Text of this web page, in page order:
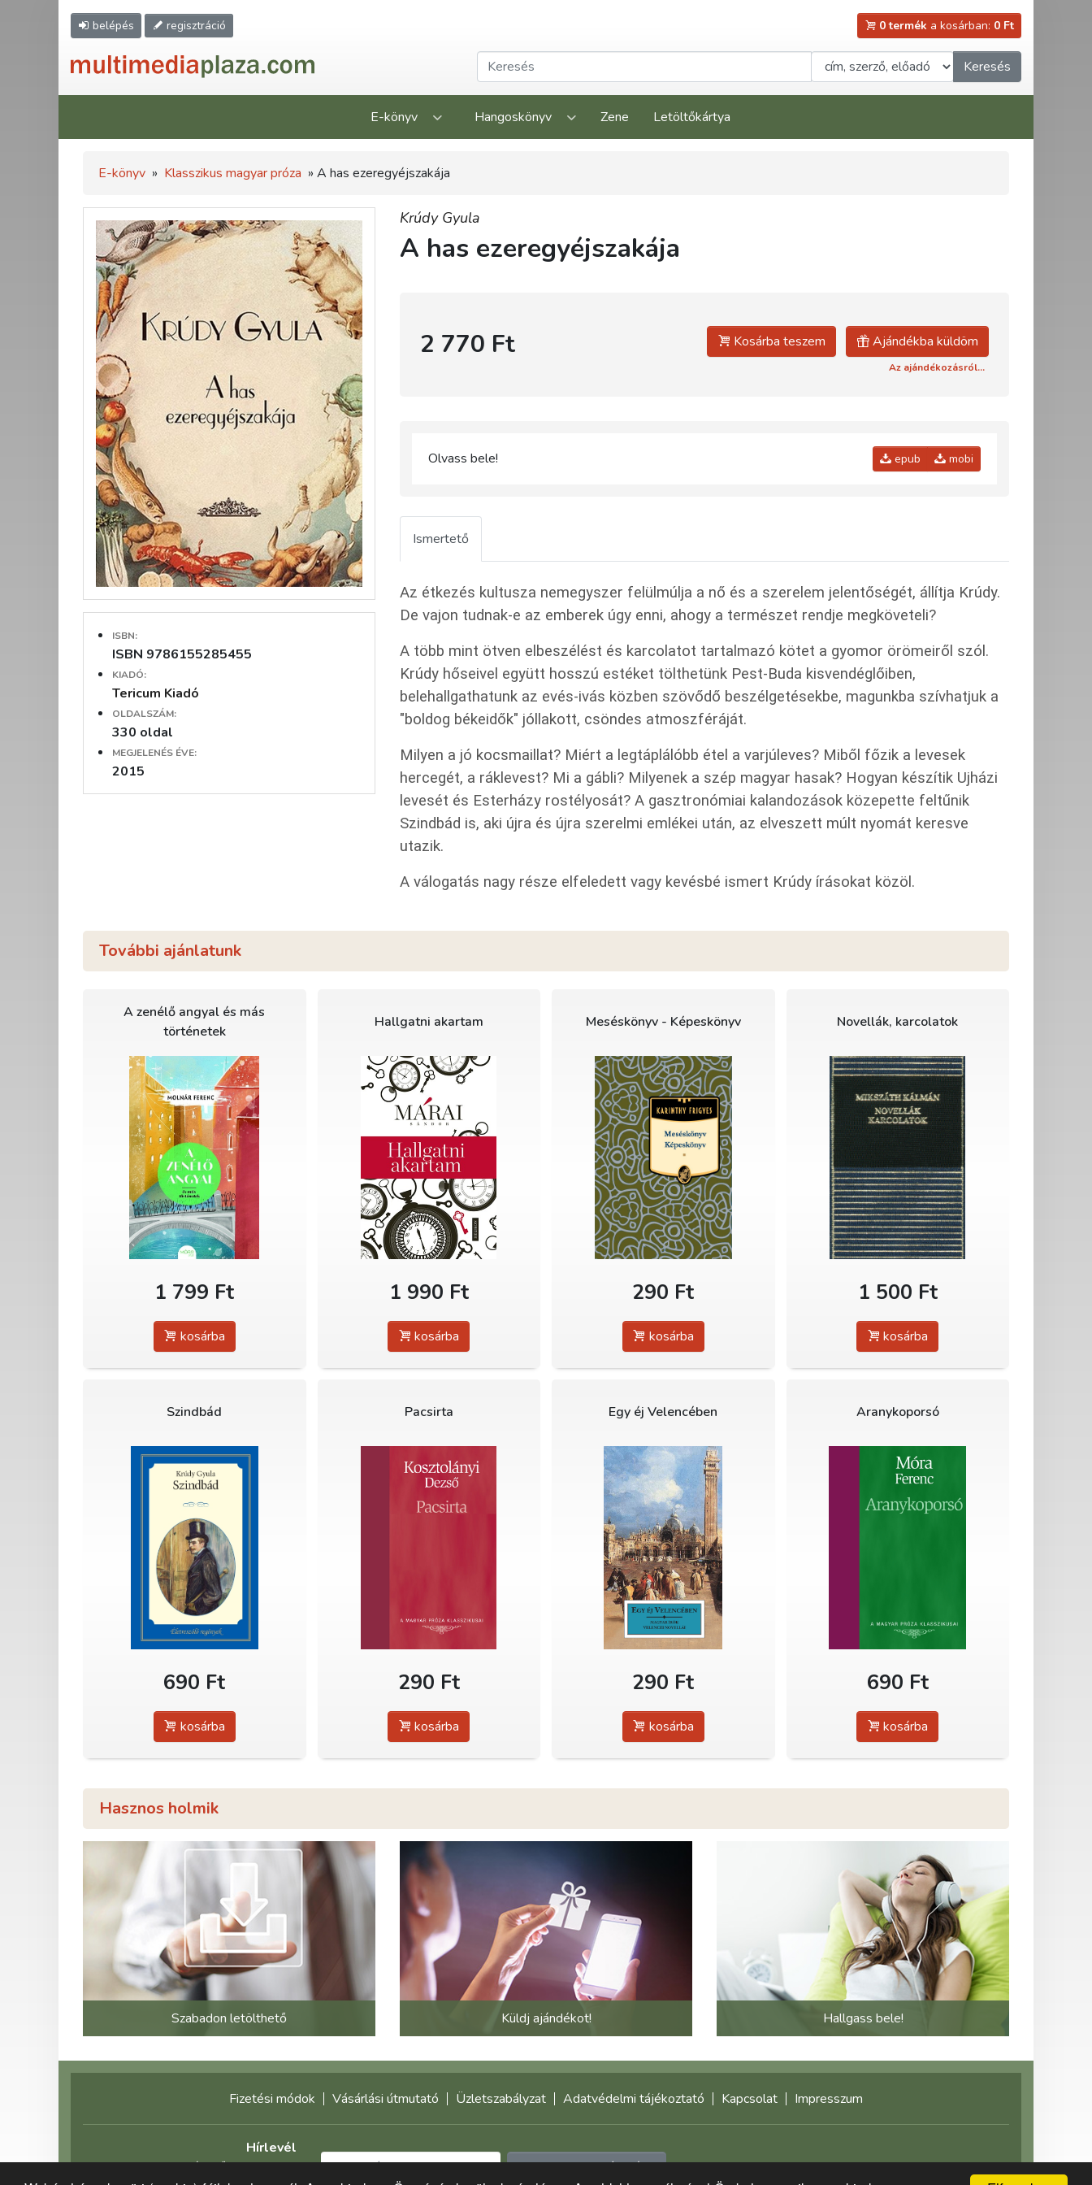
belépés regisztráció 0 termék a kosárban: 0 Ft
Keresés
E-könyv Hangoskönyv Zene Letöltőkártya
E-könyv » Klasszikus magyar próza » A has ezeregyéjszakája
ISBN:
ISBN 9786155285455
KIADÓ:
Tericum Kiadó
OLDALSZÁM:
330 oldal
MEGJELENÉS ÉVE:
2015
Krúdy Gyula
A has ezeregyéjszakája
2 770 Ft Kosárba teszem Ajándékba küldöm
Az ajándékozásról...
Olvass bele! epub mobi
Ismertető
Az étkezés kultusza nemegyszer felülmúlja a nő és a szerelem jelentőségét, állítja Krúdy.
De vajon tudnak-e az emberek úgy enni, ahogy a természet rendje megköveteli?
A több mint ötven elbeszélést és karcolatot tartalmazó kötet a gyomor örömeiről szól.
Krúdy hőseivel együtt hosszú estéket tölthetünk Pest-Buda kisvendéglőiben,
belehallgathatunk az evés-ivás közben szövődő beszélgetésekbe, magunkba szívhatjuk a
"boldog békeidők" jóllakott, csöndes atmoszféráját.
Milyen a jó kocsmaillat? Miért a legtáplálóbb étel a varjúleves? Miből főzik a levesek
hercegét, a ráklevest? Mi a gábli? Milyenek a szép magyar hasak? Hogyan készítik Ujházi
levesét és Esterházy rostélyosát? A gasztronómiai kalandozások közepette feltűnik
Szindbád is, aki újra és újra szerelmi emlékei után, az elveszett múlt nyomát keresve
utazik.
A válogatás nagy része elfeledett vagy kevésbé ismert Krúdy írásokat közöl.
További ajánlatunk
A zenélő angyal és más
történetek
1 799 Ft
kosárba
Hallgatni akartam
1 990 Ft
kosárba
Meséskönyv - Képeskönyv
290 Ft
kosárba
Novellák, karcolatok
1 500 Ft
kosárba
Szindbád
690 Ft
kosárba
Pacsirta
290 Ft
kosárba
Egy éj Velencében
290 Ft
kosárba
Aranykoporsó
690 Ft
kosárba
Hasznos holmik
Szabadon letölthető Küldj ajándékot! Hallgass bele!
Fizetési módok Vásárlási útmutató Üzletszabályzat Adatvédelmi tájékoztató Kapcsolat Impresszum
Hírlevél
Feliratkozás előtt olvassa el
Feliratkozom a hírlevélre ©2021 multimediaplaza.com